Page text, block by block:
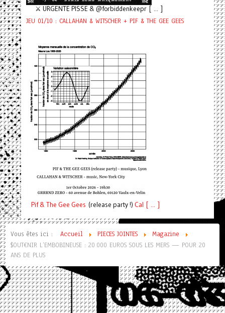
⚔️ URGENTE PISSE & @forbiddenkeepr [ ... ]
JEU 01/10 : CALLAHAN & WITSCHER + PIF & THE GEE GEES
Pif& The Gee Gees (release party !) Cal [ ... ]
Vous êtes ici : Accueil PIECES JOINTES
Magazine
$OUT€NIR L’EMBOBINEUSE : 20 000 EUROS SOUS LES MERS — POUR 20
ANS DE PLUS